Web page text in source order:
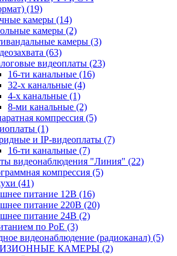
(19)
камеры (14)
камеры (2)
камеры (3)
(63)
видеоплаты (23)
16-ти канальные (16)
32-х канальные (4)
4-х канальные (1)
8-ми канальные (2)
компрессия (5)
(1)
и IP-видеоплаты (7)
16-ти канальные (7)
видеонаблюдения "Линия" (22)
компрессия (5)
(41)
питание 12В (16)
питание 220В (20)
питание 24В (2)
по PoE (3)
видеонаблюдение (радиоканал) (5)
КАМЕРЫ (2)